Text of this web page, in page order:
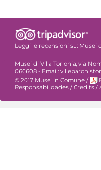
Leggi le recensioni su: Musei
Musei di Villa Torlonia, via
060608 - Email:
© 2017 Musei in Comune /
Responsabilidades /Credits /